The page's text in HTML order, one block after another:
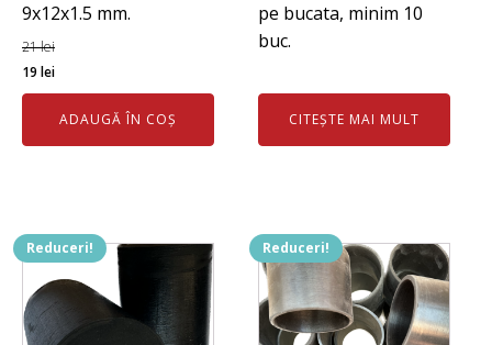
9x12x1.5 mm.
21lei
Prețul
inițial
fost:
19 leiPrețul
curent
este:
19 lei.
ADAUGĂ ÎN COȘ
pe bucata, minim 10
buc.
CITEȘTE MAI MULT
Reduceri! Reduceri!